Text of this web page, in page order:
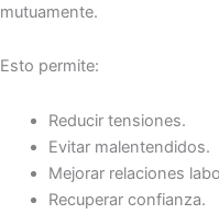
mutuamente.
Esto permite:
Reducir tensiones.
Evitar malentendidos.
Mejorar relaciones
Recuperar confianza.